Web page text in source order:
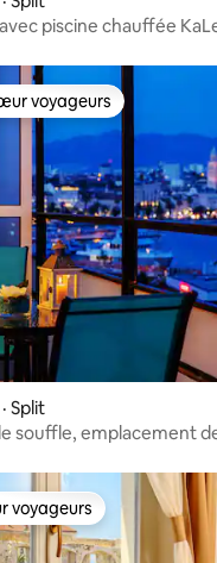
piscine chauffée
voyageurs parmi les plus
voyageurs
Split
souffle, emplacement
voyageurs
voyageurs